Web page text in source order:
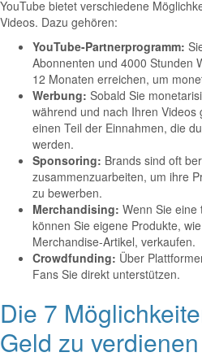
YouTube bietet verschiedene
Videos. Dazu gehören:
YouTube-Partnerprogramm:
Abonnenten und 4000 Stunden
12 Monaten erreichen, um
Werbung: Sobald Sie
während und nach Ihren
einen Teil der Einnahmen, die
werden.
Sponsoring: Brands sind oft
zusammenzuarbeiten, um ihre
zu bewerben.
Merchandising: Wenn Sie
können Sie eigene Produkte,
Merchandise-Artikel, verkaufen.
Crowdfunding: Über
Fans Sie direkt unterstützen.
Die 7
Geld zu